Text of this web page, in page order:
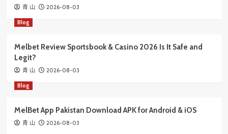
青 山 2026-08-03
Blog
Melbet Review Sportsbook & Casino 2026 Is It Safe and
Legit?
青 山 2026-08-03
Blog
MelBet App Pakistan Download APK for Android & iOS
青 山 2026-08-03